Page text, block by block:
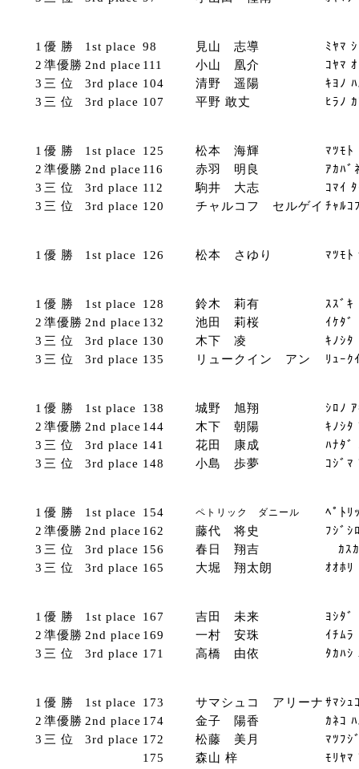
1 優 勝 1st place 98 見山 志導
ﾐﾔﾏ
2 準優勝 2nd place 111 小山 凰介
ｺﾔﾏ
3 三 位 3rd place 104 清野 遥陽
ｷﾖﾉ
3 三 位 3rd place 107 平野 敢丈 ﾋﾗﾉ
1 優 勝 1st place 125 松本 海輝
ﾏﾂﾓ
2 準優勝 2nd place 116 赤羽 明良
ｱｶﾊﾞ
3 三 位 3rd place 112 駒井 大志
ｺﾏｲ
3 三 位 3rd place 120 チャルコフ セルゲイ ﾁｬﾙ
1 優 勝 1st place 126 松本 さゆり ﾏﾂﾓﾄ
1 優 勝 1st place 128 鈴木 莉有
ｽｽﾞｷ
2 準優勝 2nd place 132 池田 莉桜
ｲｹﾀﾞ
3 三 位 3rd place 130 木下 凌
ｷﾉｼﾀ
3 三 位 3rd place 135 リュークイン アン ﾘｭｰｸ
1 優 勝 1st place 138 城野 旭翔
ｼﾛﾉ
2 準優勝 2nd place 144 木下 朝陽
ｷﾉｼﾀ
3 三 位 3rd place 141 花田 康成
ﾊﾅﾀﾞ
3 三 位 3rd place 148 小島 歩夢 ｺｼﾞﾏ
1 優 勝 1st place 154 ペトリック ダニール
ﾍﾟﾄ
2 準優勝 2nd place 162 藤代 将史
ﾌｼﾞ
3 三 位 3rd place 156 春日 翔吉
ｶｽｶ
3 三 位 3rd place 165 大堀 翔太朗 ｵｵﾎ
1 優 勝 1st place 167 吉田 未来
ﾖｼﾀﾞ
2 準優勝 2nd place 169 一村 安珠
ｲﾁﾑ
3 三 位 3rd place 171 高橋 由依 ﾀｶﾊｼ
1 優 勝 1st place 173 サマシュコ アリーナ ｻﾏｼ
2 準優勝 2nd place 174 金子 陽香
ｶﾈｺ
3 三 位 3rd place 172 松藤 美月
ﾏﾂﾌ
175
森山 梓 ﾓﾘﾔﾏ